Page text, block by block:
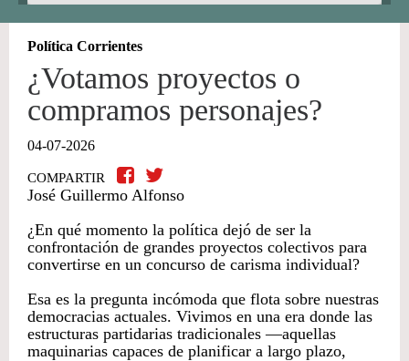
Política Corrientes
​¿Votamos proyectos o
compramos personajes?
04-07-2026
COMPARTIR
​José Guillermo Alfonso
​¿En qué momento la política dejó de ser la
confrontación de grandes proyectos colectivos para
convertirse en un concurso de carisma individual?
Esa es la pregunta incómoda que flota sobre nuestras
democracias actuales. Vivimos en una era donde las
estructuras partidarias tradicionales —aquellas
maquinarias capaces de planificar a largo plazo,